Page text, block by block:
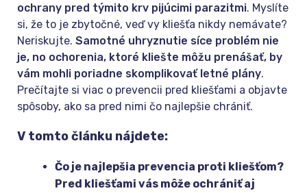
ochrany pred týmito krv pijúcimi parazitmi. Myslíte
si, že to je zbytočné, veď vy kliešťa nikdy nemávate?
Neriskujte. Samotné uhryznutie síce problém nie
je, no ochorenia, ktoré kliešte môžu prenášať, by
vám mohli poriadne skomplikovať letné plány.
Prečítajte si viac o prevencii pred kliešťami a objavte
spôsoby, ako sa pred nimi čo najlepšie chrániť.
V tomto článku nájdete:
Čo je najlepšia prevencia proti kliešťom?
Pred kliešťami vás môže ochrániť aj